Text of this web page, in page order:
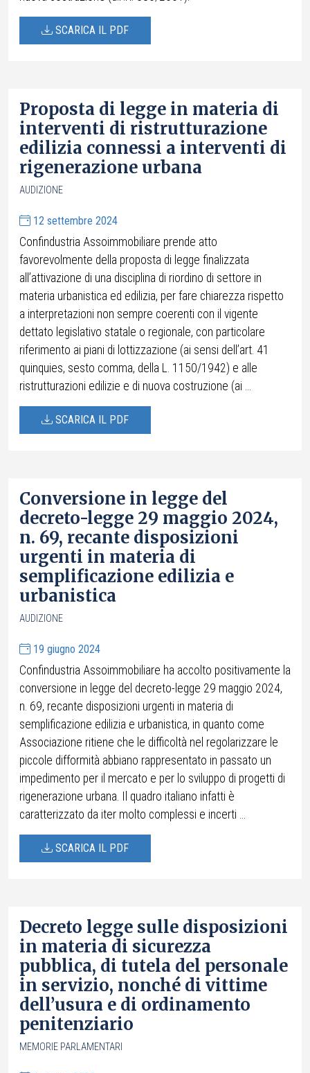
SCARICA IL PDF
Proposta di legge in materia di
interventi di ristrutturazione
edilizia connessi a interventi di
rigenerazione urbana
AUDIZIONE
12 settembre 2024
Confindustria Assoimmobiliare prende atto
favorevolmente della proposta di legge finalizzata
all’attivazione di una disciplina di riordino di settore in
materia urbanistica ed edilizia, per fare chiarezza rispetto
a interpretazioni non sempre coerenti con il vigente
dettato legislativo statale o regionale, con particolare
riferimento ai piani di lottizzazione (ai sensi dell’art. 41
quinquies, sesto comma, della L. 1150/1942) e alle
ristrutturazioni edilizie e di nuova costruzione (ai ...
SCARICA IL PDF
Conversione in legge del
decreto-legge 29 maggio 2024,
n. 69, recante disposizioni
urgenti in materia di
semplificazione edilizia e
urbanistica
AUDIZIONE
19 giugno 2024
Confindustria Assoimmobiliare ha accolto positivamente la
conversione in legge del decreto-legge 29 maggio 2024,
n. 69, recante disposizioni urgenti in materia di
semplificazione edilizia e urbanistica, in quanto come
Associazione ritiene che le difficoltà nel regolarizzare le
piccole difformità abbiano rappresentato in passato un
impedimento per il mercato e per lo sviluppo di progetti di
rigenerazione urbana. Il quadro italiano infatti è
caratterizzato da iter molto complessi e incerti ...
SCARICA IL PDF
Decreto legge sulle disposizioni
in materia di sicurezza
pubblica, di tutela del personale
in servizio, nonché di vittime
dell’usura e di ordinamento
penitenziario
MEMORIE PARLAMENTARI